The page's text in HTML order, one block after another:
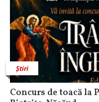
Știri
​Concurs de toacă